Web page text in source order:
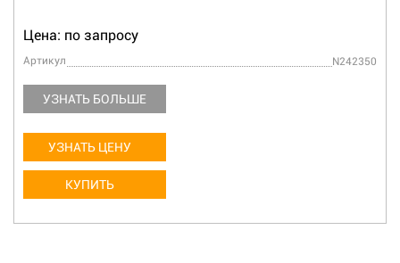
Цена: по запросу
Артикул N242350
УЗНАТЬ БОЛЬШЕ
УЗНАТЬ ЦЕНУ
КУПИТЬ